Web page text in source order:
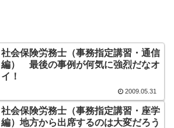
社会保険労務士（事務指定講習・通信
編） 最後の事例が何気に強烈だなオ
イ！
2009.05.31
社会保険労務士（事務指定講習・座学
編）地方から出席するのは大変だろう